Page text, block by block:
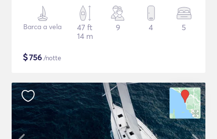
Barca a vela
47 ft
14 m
9 4 5
$756 /notte